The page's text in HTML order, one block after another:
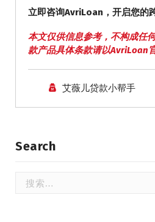
立即咨询AvriLoan，开启您的
本文仅供信息参考，不构成任
款产品具体条款请以AvriLoan
艾薇儿贷款小帮手
Search